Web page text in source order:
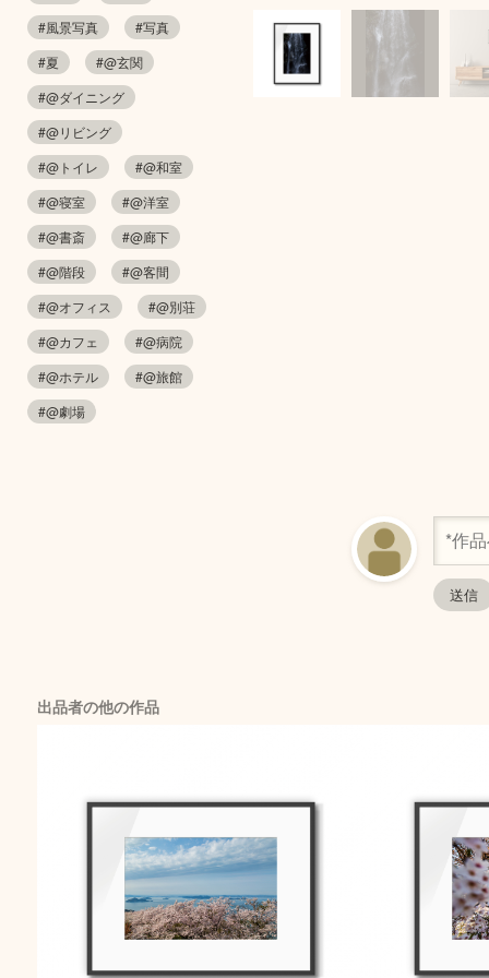
#風景写真
#写真
#夏
#@玄関
#@ダイニング
#@リビング
#@トイレ
#@和室
#@寝室
#@洋室
#@書斎
#@廊下
#@階段
#@客間
#@オフィス
#@別荘
#@カフェ
#@病院
#@ホテル
#@旅館
#@劇場
出品者の他の作品